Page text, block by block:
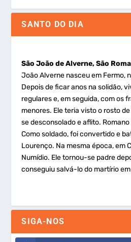
SANTO DO DIA
São João de Alverne, São
João Alverne nasceu em Fermo,
Depois de ficar anos na solidão,
regulares e, em seguida, com os
menores. Ele teria visto o rosto
se desconsolado e aflito.
Como soldado, foi convertido e
Lourenço. Na mesma época, em
Numídio. Ele tornou-se padre
conseguiu salvá-lo do martírio
SIGA-NOS